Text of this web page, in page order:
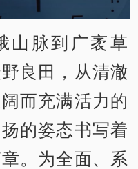
山脉到广袤草
良田，从清澈
而充满活力的
的姿态书写着
。为全面、系